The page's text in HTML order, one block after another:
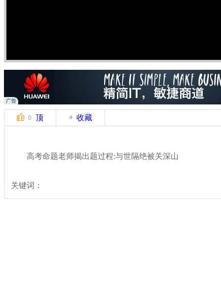
0 顶 收藏
高考命题老师揭出题过程:与世隔绝被关深山
关键词：